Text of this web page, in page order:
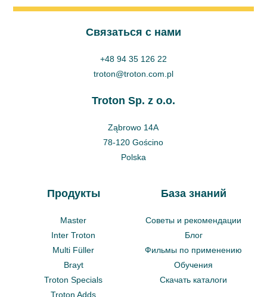
Cвязаться с нами
+48 94 35 126 22
troton@troton.com.pl
Troton Sp. z o.o.
Ząbrowo 14A
78-120 Gościno
Polska
Продукты
Master
Inter Troton
Multi Füller
Brayt
Troton Specials
Troton Adds
База знаний
Советы и рекомендации
Блог
Фильмы по применению
Обучения
Скачать каталоги